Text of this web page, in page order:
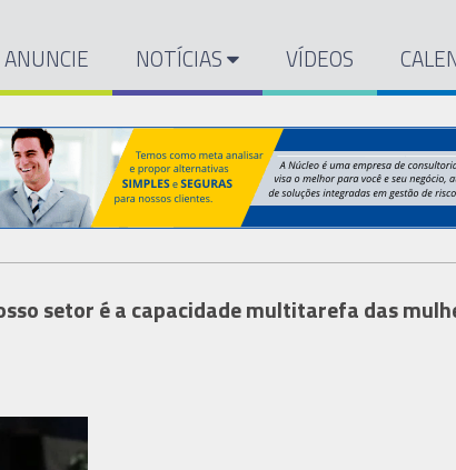
ANUNCIE NOTÍCIAS VÍDEOS
setor é a capacidade multitarefa das